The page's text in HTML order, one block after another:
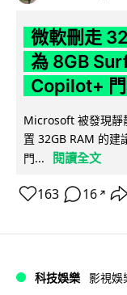
微軟刪走
為 8GB
Copilot+ 門
Microsoft 被發現靜
置 32GB RAM 的建
門...
閱讀全文
163 16 ↗
科技娛樂 影視娛